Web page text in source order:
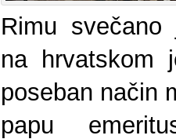
Rimu svečano
na hrvatskom
poseban način
papu